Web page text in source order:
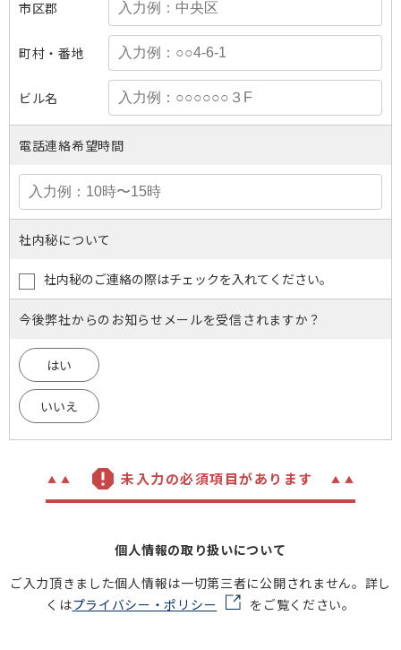
市区郡
町村・番地
ビル名
電話連絡希望時間
社内秘について
社内秘のご連絡の際はチェックを入れてください。
今後弊社からのお知らせメールを受信されますか？
はい
いいえ
未入力の必須項目があります
個人情報の取り扱いについて
ご入力頂きました個人情報は一切第三者に公開されません。詳し
くはプライバシー・ポリシー をご覧ください。